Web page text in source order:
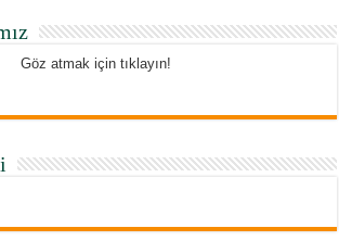
Göz atmak için tıklayın!